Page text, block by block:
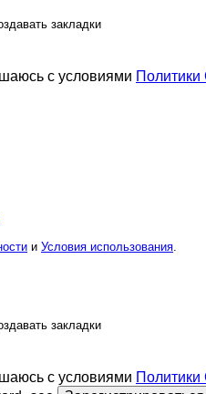
закладки
с условиями
и Условия использования.
закладки
с условиями